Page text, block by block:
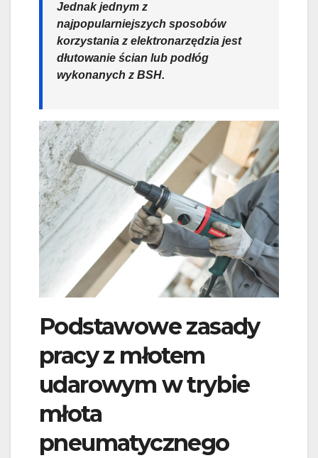
Jednak jednym z
najpopularniejszych sposobów
korzystania z elektronarzędzia jest
dłutowanie ścian lub podłóg
wykonanych z BSH.
Podstawowe zasady
pracy z młotem
udarowym w trybie
młota
pneumatycznego